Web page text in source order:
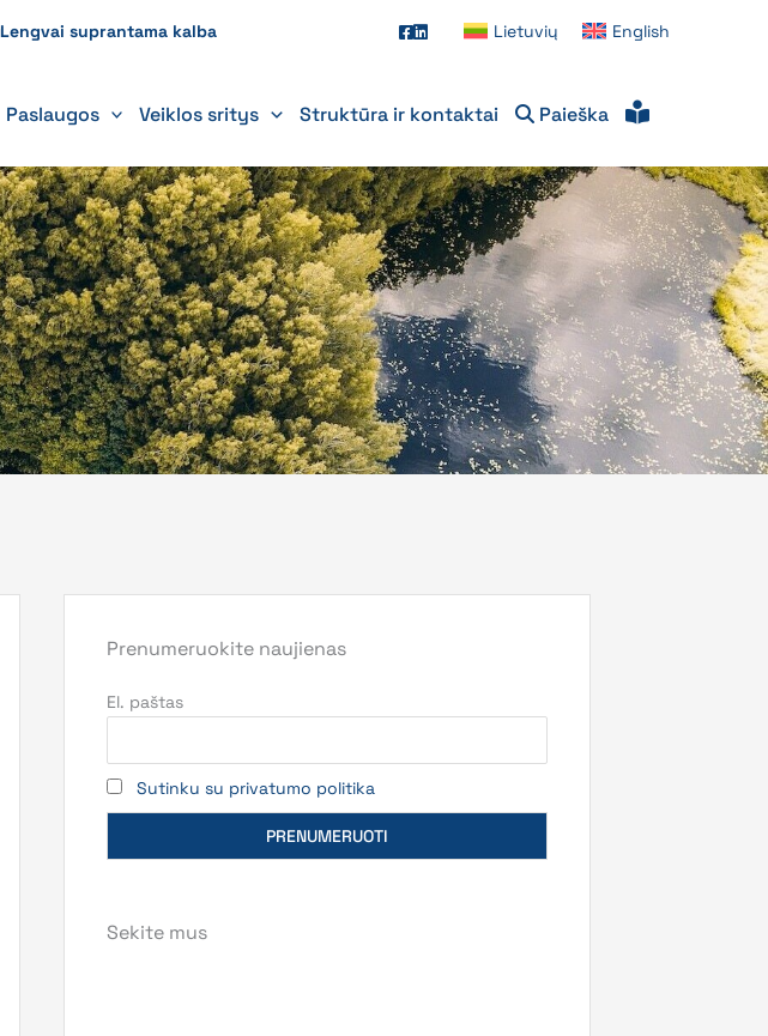
Lengvai suprantama kalba Lietuvių English
Paslaugos Veiklos sritys Struktūra ir kontaktai Paieška
Prenumeruokite naujienas
El. paštas
Sutinku su privatumo politika
Sekite mus